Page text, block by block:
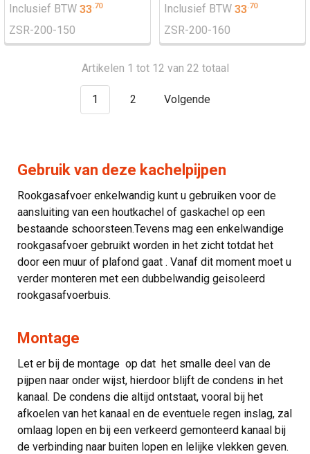
Inclusief BTW 33.70
ZSR-200-150
Inclusief BTW 33.70
ZSR-200-160
Artikelen 1 tot 12 van 22 totaal
1 2 Volgende
Gebruik van deze kachelpijpen
Rookgasafvoer enkelwandig kunt u gebruiken voor de
aansluiting van een houtkachel of gaskachel op een
bestaande schoorsteen.Tevens mag een enkelwandige
rookgasafvoer gebruikt worden in het zicht totdat het
door een muur of plafond gaat . Vanaf dit moment moet u
verder monteren met een dubbelwandig geisoleerd
rookgasafvoerbuis.
Montage
Let er bij de montage op dat het smalle deel van de
pijpen naar onder wijst, hierdoor blijft de condens in het
kanaal. De condens die altijd ontstaat, vooral bij het
afkoelen van het kanaal en de eventuele regen inslag, zal
omlaag lopen en bij een verkeerd gemonteerd kanaal bij
de verbinding naar buiten lopen en lelijke vlekken geven.